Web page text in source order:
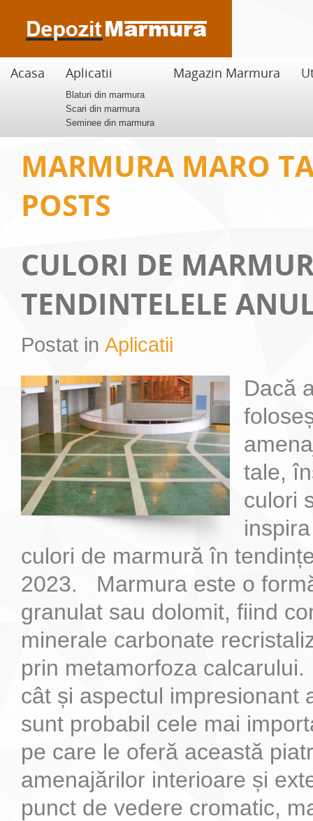
Acasa Aplicatii
Blaturi din marmura
Scari din marmura
Seminee din marmura
Magazin Marmura
Cum sa alegi piatra naturala potrivita pentru locuinta ta
MARMURA MARO
POSTS
CULORI DE
TENDINTELELE
Postat in Aplicatii
Dacă
tale,
culori
culori de marmură în
2023. Marmura este o
granulat sau dolomit, fiind
minerale carbonate
prin metamorfoza
cât și aspectul impresionant
sunt probabil cele mai
pe care le oferă această
amenajărilor interioare și
punct de vedere cromatic,